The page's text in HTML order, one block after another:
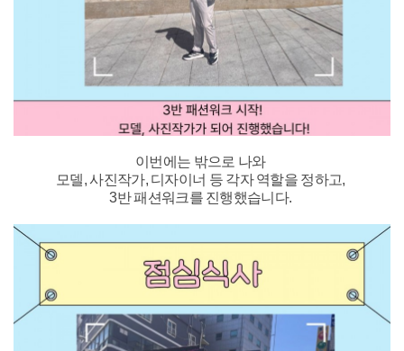
이번에는 밖으로 나와
모델, 사진작가, 디자이너 등 각자 역할을 정하고,
3반 패션워크를 진행했습니다.